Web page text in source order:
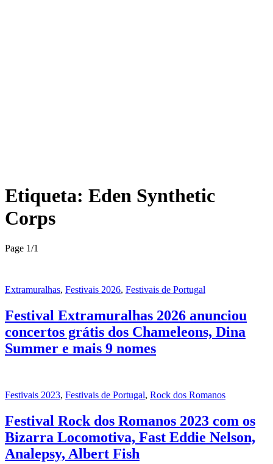
Etiqueta: Eden Synthetic
Corps
Page 1/1
Extramuralhas, Festivais 2026, Festivais de Portugal
Festival Extramuralhas 2026 anunciou
concertos grátis dos Chameleons, Dina
Summer e mais 9 nomes
Festivais 2023, Festivais de Portugal, Rock dos Romanos
Festival Rock dos Romanos 2023 com os
Bizarra Locomotiva, Fast Eddie Nelson,
Analepsy, Albert Fish